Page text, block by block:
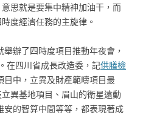
思就是要集中精神加油干，而
度經濟任務的主旋律。
辦了四時度項目推動年夜會，
在四川省成長改造委，記供膳檢
中，立異及財產範疇項目最
異基地項目、眉山的衛星遠動
安的智算中間等等，都表現著成